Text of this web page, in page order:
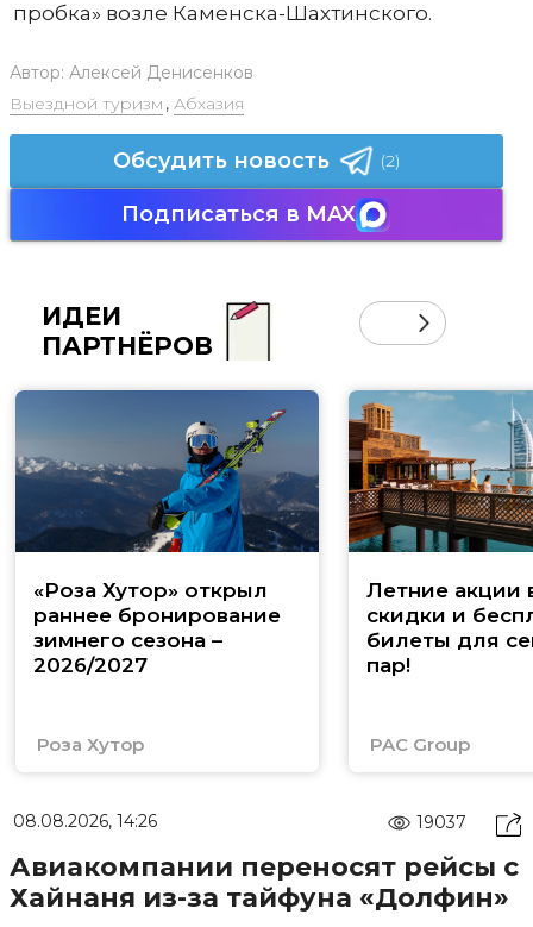
пробка» возле Каменска-Шахтинского.
Автор: Алексей Денисенков
Выездной туризм , Абхазия
Обсудить новость (2)
Подписаться в MAX
ИДЕИ
ПАРТНЁРОВ
«Роза Хутор» открыл
раннее бронирование
зимнего сезона –
2026/2027
Роза Хутор
Летние акции
скидки и
билеты для
пар!
PAC Group
08.08.2026, 14:26 19037
Авиакомпании переносят рейсы с
Хайнаня из-за тайфуна «Долфин»